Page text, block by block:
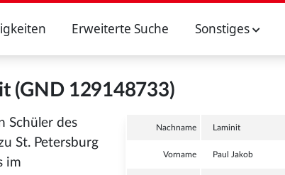
Erweiterte Suche Sonstiges
(GND 129148733)
Nachname Laminit
Vorname Paul Jakob
Schüler des
St. Petersburg
im